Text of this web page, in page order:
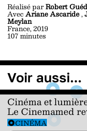
Réalisé parRobert
AvecAriane Ascaride,
Meylan
France, 2019
107 minutes
Voir aussi...
Cinéma et
Le Cinemamed
CINÉMA